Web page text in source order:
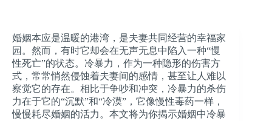
婚姻本应是温暖的港湾，是夫妻共同经营的幸福家
园。然而，有时它却会在无声无息中陷入一种“慢
性死亡”的状态。冷暴力，作为一种隐形的伤害方
式，常常悄然侵蚀着夫妻间的感情，甚至让人难以
察觉它的存在。相比于争吵和冲突，冷暴力的杀伤
力在于它的“沉默”和“冷漠”，它像慢性毒药一样，
慢慢耗尽婚姻的活力。本文将为你揭示婚姻中冷暴